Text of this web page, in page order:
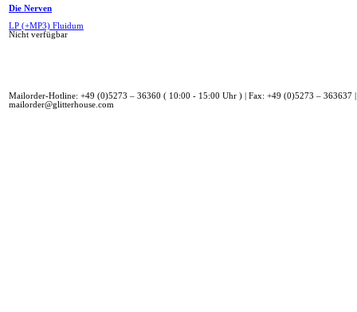
Die Nerven
LP (+MP3) Fluidum
Nicht verfügbar
Mailorder-Hotline: +49 (0)5273 – 36360 ( 10:00 - 15:00 Uhr ) | Fax: +49 (0)5273 – 363637
mailorder@glitterhouse.com